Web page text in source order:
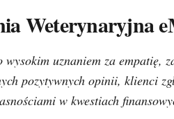
Weterynaryjna
uznaniem za empatię,
pozytywnych opinii, klienci
w kwestiach